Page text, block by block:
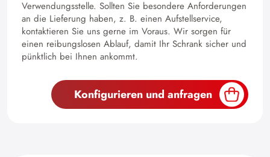
Verwendungsstelle. Sollten Sie besondere Anforderungen
an die Lieferung haben, z. B. einen Aufstellservice,
kontaktieren Sie uns gerne im Voraus. Wir sorgen für
einen reibungslosen Ablauf, damit Ihr Schrank sicher und
pünktlich bei Ihnen ankommt.
Konfigurieren und anfragen